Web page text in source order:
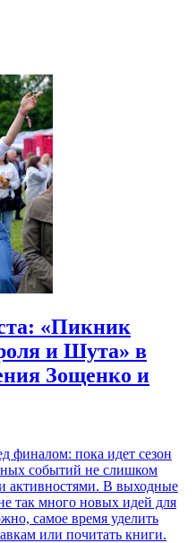
«Пикник
и Шута» в
Зощенко и
финалом: пока идет сезон
событий не слишком
активностями. В выходные
так много новых идей для
самое время уделить
или почитать книги.